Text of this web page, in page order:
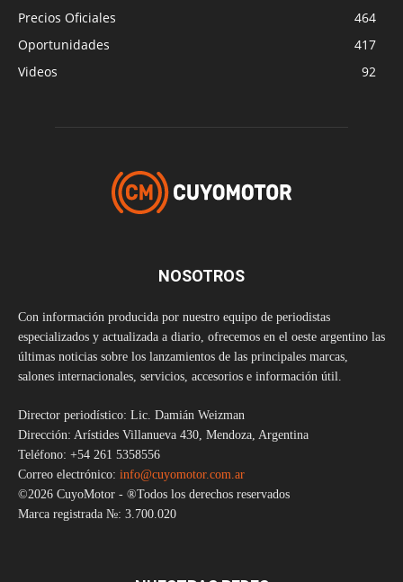
Precios Oficiales
464
Oportunidades
417
Videos
92
NOSOTROS
Con información producida por nuestro equipo de periodistas
especializados y actualizada a diario, ofrecemos en el oeste argentino las
últimas noticias sobre los lanzamientos de las principales marcas,
salones internacionales, servicios, accesorios e información útil.
Director periodístico: Lic. Damián Weizman
Dirección: Arístides Villanueva 430, Mendoza, Argentina
Teléfono: +54 261 5358556
Correo electrónico: info@cuyomotor.com.ar
©2026 CuyoMotor - ®Todos los derechos reservados
Marca registrada №: 3.700.020